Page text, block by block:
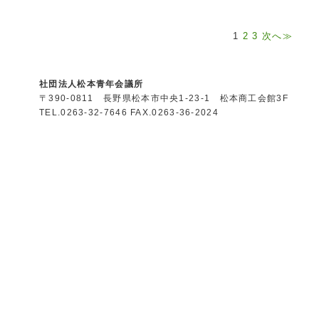
1 2 3 次へ≫
社団法人松本青年会議所
〒390-0811 長野県松本市中央1-23-1 松本商工会館3F
TEL.0263-32-7646 FAX.0263-36-2024